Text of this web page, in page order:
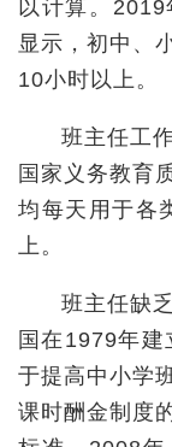
以计算。
显示，初中、
10小时以上。
班主任工
国家义务教育
均每天用于各
上。
班主任缺
国在1979年
于提高中小学
课时酬金制度